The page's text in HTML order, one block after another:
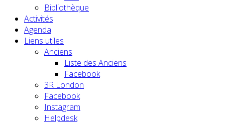
Bibliothèque
Activités
Agenda
Liens utiles
Anciens
Liste des Anciens
Facebook
3R London
Facebook
Instagram
Helpdesk